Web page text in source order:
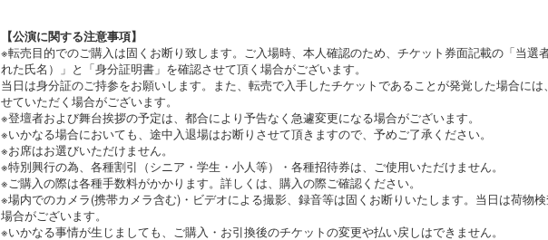
【公演に関する注意事項】
※転売目的でのご購入は固くお断り致します。ご入場時、本人確認のため、チケット券面記載の「当選
れた氏名）」と「身分証明書」を確認させて頂く場合がございます。
当日は身分証のご持参をお願いします。また、転売で入手したチケットであることが発覚した場合には
せていただく場合がございます。
※登壇者および舞台挨拶の予定は、都合により予告なく急遽変更になる場合がございます。
※いかなる場合においても、途中入退場はお断りさせて頂きますので、予めご了承ください。
※お席はお選びいただけません。
※特別興行の為、各種割引（シニア・学生・小人等）・各種招待券は、ご使用いただけません。
※ご購入の際は各種手数料がかかります。詳しくは、購入の際ご確認ください。
※場内でのカメラ(携帯カメラ含む)・ビデオによる撮影、録音等は固くお断りいたします。当日は荷物検
場合がございます。
※いかなる事情が生じましても、ご購入・お引換後のチケットの変更や払い戻しはできません。